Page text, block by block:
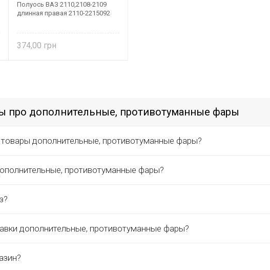
Полуось ВАЗ 2110,2108-2109
длинная правая 2110-2215092
374,00
про дополнительные, противотуманные фары
дополнительные, противотуманные фары?
противотуманные фары?
дополнительные, противотуманные фары?